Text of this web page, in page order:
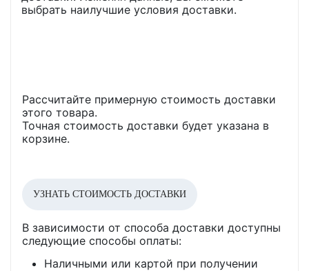
выбрать наилучшие условия доставки.
Рассчитайте примерную стоимость доставки
этого товара.
Точная стоимость доставки будет указана в
корзине.
УЗНАТЬ СТОИМОСТЬ ДОСТАВКИ
В зависимости от способа доставки доступны
следующие способы оплаты:
Наличными или картой при получении